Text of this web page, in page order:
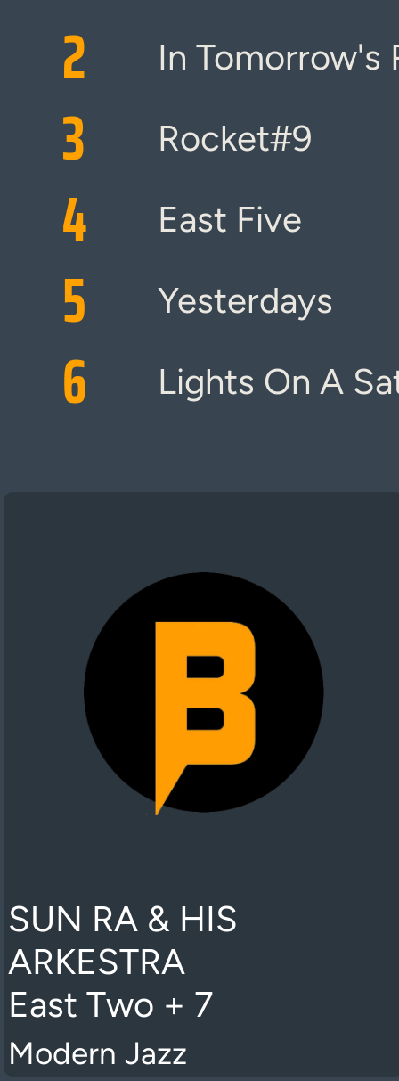
2
In Tomorrow's
3 Rocket#9
4 East Five
5 Yesterdays
6 Lights On A
SUN RA & HIS
ARKESTRA
East Two + 7
Modern Jazz